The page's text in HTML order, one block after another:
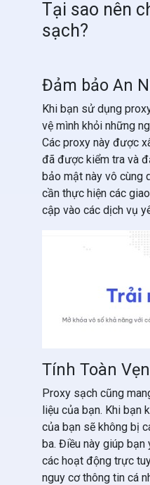
Tại sao nên
sạch?
Đảm bảo An
Khi bạn sử dụng
vệ mình khỏi những
Các proxy này được
đã được kiểm tra và
bảo mật này vô cùng
cần thực hiện các
cập vào các dịch vụ
Tính Toàn
Proxy sạch cũng
liệu của bạn. Khi bạn
của bạn sẽ không bị
ba. Điều này giúp bạn
các hoạt động trực
nguy cơ thông tin cá